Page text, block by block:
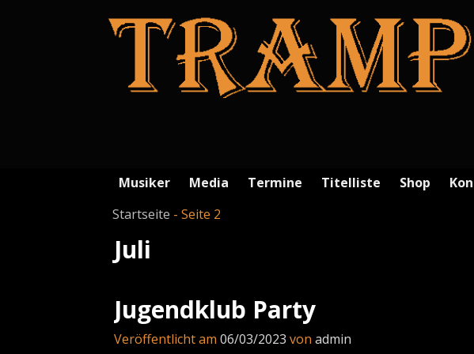
Musiker Media Termine Titelliste Shop
Startseite - Seite 2
Juli
Jugendklub Party
Veröffentlicht am 06/03/2023 von admin